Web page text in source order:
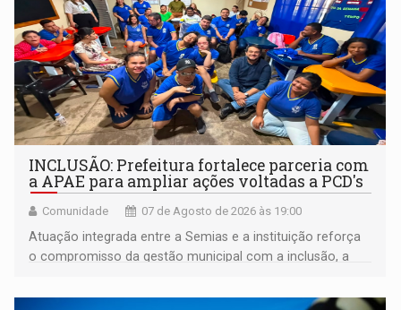
INCLUSÃO: Prefeitura fortalece parceria com
a APAE para ampliar ações voltadas a PCD's
Comunidade 07 de Agosto de 2026 às 19:00
Atuação integrada entre a Semias e a instituição reforça
o compromisso da gestão municipal com a inclusão, a